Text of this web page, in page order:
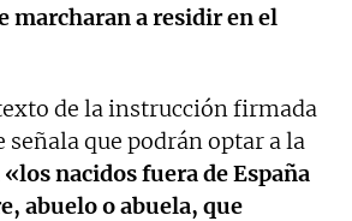
marcharan a residir en el
de la instrucción firmada
señala que podrán optar a la
«los nacidos fuera de España
abuelo o abuela, que